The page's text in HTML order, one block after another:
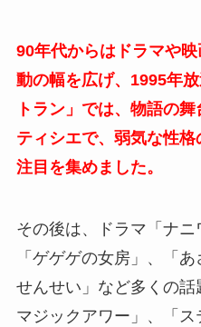
90年代からはドラマや
動の幅を広げ、1995年
トラン」では、物語の
ティシエで、弱気な性
注目を集めました。
その後は、ドラマ「ナ
「ゲゲゲの女房」、「
せんせい」など多くの話
マジックアワー」、「